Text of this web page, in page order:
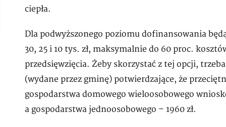
ciepła.
Dla podwyższonego poziomu dofinansowania
30, 25 i 10 tys. zł, maksymalnie do 60 proc.
przedsięwzięcia. Żeby skorzystać z tej opcji,
(wydane przez gminę) potwierdzające, że
gospodarstwa domowego wieloosobowego
a gospodarstwa jednoosobowego – 1960 zł.